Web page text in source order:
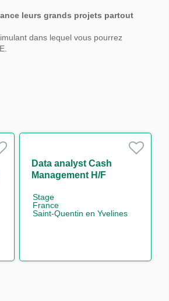
leurs grands projets partout
dans lequel vous pourrez
Data analyst Cash
Management H/F
Stage
France
Saint-Quentin en Yvelines